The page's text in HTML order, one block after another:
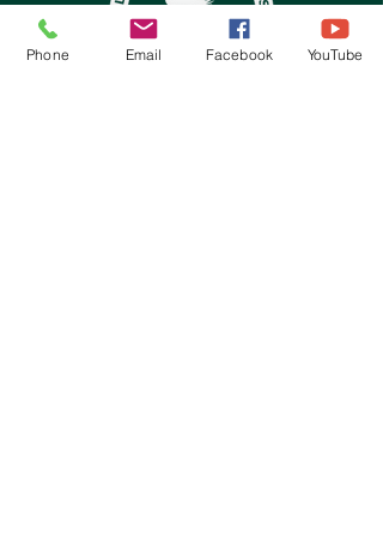
Phone Email Facebook YouTube